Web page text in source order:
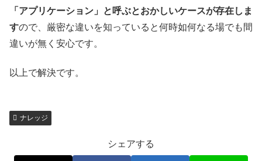
「アプリケーション」と呼ぶとおかしいケースが存在しま
すので、厳密な違いを知っていると何時如何なる場でも間
違いが無く安心です。
以上で解決です。
ナレッジ
シェアする